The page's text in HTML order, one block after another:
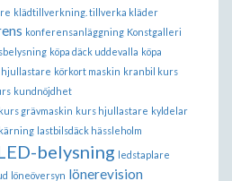
klädtillverkning. tillverka kläder
konferensanläggning Konstgalleri
köpa däck uddevalla köpa
hjullastare körkort maskin kranbil kurs
kundnöjdhet
kurs grävmaskin kurs hjullastare kyldelar
lastbilsdäck hässleholm
belysning
ledstaplare
löneöversyn lönerevision